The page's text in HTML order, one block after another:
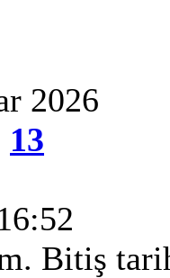
2026
13
Bitiş